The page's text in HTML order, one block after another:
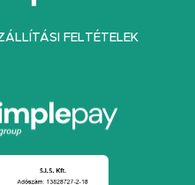
FELTÉTELEK